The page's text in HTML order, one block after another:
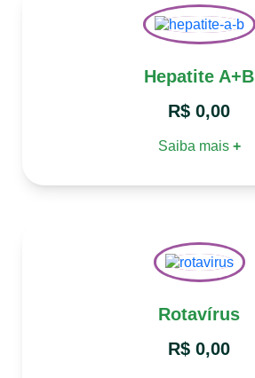
Hepatite A+B
R$ 0,00
Saiba mais +
Rotavírus
R$ 0,00